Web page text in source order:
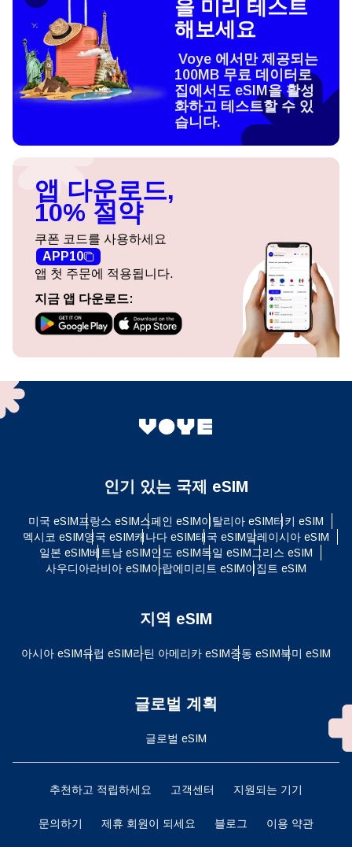
을 미리 테스트
해보세요
Voye 에서만 제공되는
100MB 무료 데이터로
집에서도 eSIM을 활성
화하고 테스트할 수 있
습니다.
앱 다운로드,
10% 절약
쿠폰 코드를 사용하세요
APP10
앱 첫 주문에 적용됩니다.
지금 앱 다운로드:
인기 있는 국제 eSIM
미국 eSIM프랑스 eSIM스페인 eSIM이탈리아 eSIM터키 eSIM
멕시코 eSIM영국 eSIM캐나다 eSIM태국 eSIM말레이시아 eSIM
일본 eSIM베트남 eSIM인도 eSIM독일 eSIM그리스 eSIM
사우디아라비아 eSIM아랍에미리트 eSIM이집트 eSIM
지역 eSIM
아시아 eSIM유럽 ​​eSIM라틴 아메리카 eSIM중동 eSIM북미 eSIM
글로벌 계획
글로벌 eSIM
추천하고 적립하세요 고객센터 지원되는 기기
문의하기 제휴 회원이 되세요 블로그 이용 약관